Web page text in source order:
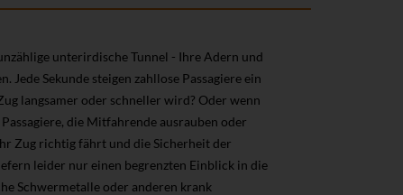
unterirdische Tunnel - Ihre Adern und
Sekunde steigen zahllose Passagiere ein
langsamer oder schneller wird? Oder wenn
die Mitfahrende ausrauben oder
Zug richtig fährt und die Sicherheit der
leider nur einen begrenzten Einblick in die
Schwermetalle oder anderen krank